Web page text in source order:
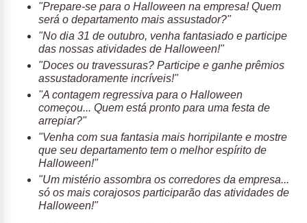
"Prepare-se para o Halloween na empresa! Quem
será o departamento mais assustador?"
"No dia 31 de outubro, venha fantasiado e participe
das nossas atividades de Halloween!"
"Doces ou travessuras? Participe e ganhe prêmios
assustadoramente incríveis!"
"A contagem regressiva para o Halloween
começou... Quem está pronto para uma festa de
arrepiar?"
"Venha com sua fantasia mais horripilante e mostre
que seu departamento tem o melhor espírito de
Halloween!"
"Um mistério assombra os corredores da empresa...
só os mais corajosos participarão das atividades de
Halloween!"